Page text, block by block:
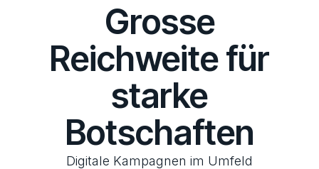
Grosse
Reichweite für
starke
Botschaften
Digitale Kampagnen im Umfeld